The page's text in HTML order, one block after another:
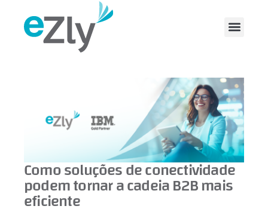
Como soluções de conectividade
podem tornar a cadeia B2B mais
eficiente